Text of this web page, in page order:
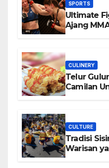
SPORTS
Ultimate
Ajang
CULINERY
Telur
Camilan
CULTURE
Tradisi
Warisan